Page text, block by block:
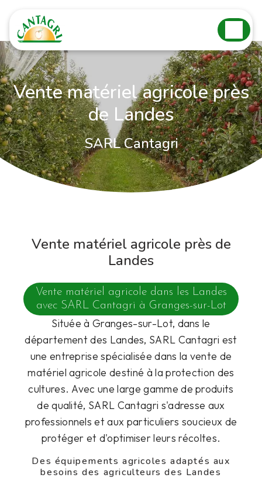
Vente matériel agricole près
de Landes
SARL Cantagri
Vente matériel agricole près de
Landes
Vente matériel agricole dans les Landes
avec SARL Cantagri à Granges-sur-Lot
Située à Granges-sur-Lot, dans le
département des Landes, SARL Cantagri est
une entreprise spécialisée dans la vente de
matériel agricole destiné à la protection des
cultures. Avec une large gamme de produits
de qualité, SARL Cantagri s'adresse aux
professionnels et aux particuliers soucieux de
protéger et d'optimiser leurs récoltes.
Des équipements agricoles adaptés aux
besoins des agriculteurs des Landes